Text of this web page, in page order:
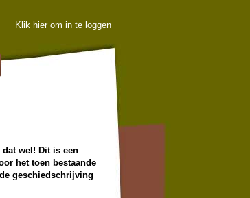
Klik hier om in te loggen
dat wel! Dit is een
het toen bestaande
geschiedschrijving